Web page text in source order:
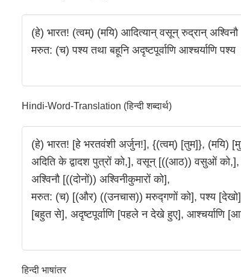
(हे) भारत! (त्वम्) (मयि) आदित्यान् वसून् रुद्रान् अश्विनौ
मरुत: (च) पश्य तथा बहूनि अदृष्टपूर्वाणि आश्चर्याणि पश्य
Hindi-Word-Translation (हिन्दी शब्दार्थ)
(हे) भारत! [हे भरतवंशी अर्जुन!], {(त्वम्) [तुम]}, (मयि)
अदिति के द्वादश पुत्रों को,], वसून् [((आठ)) वसुओं को,],
अश्विनौ [((दोनों)) अश्विनीकुमारों को],
मरुत: (च) [(और) ((उनचास)) मरुद्गणों को], पश्य
[बहुत से], अदृष्टपूर्वाणि [पहले न देखे हुए], आश्चर्याणि
हिन्दी भाषांतर